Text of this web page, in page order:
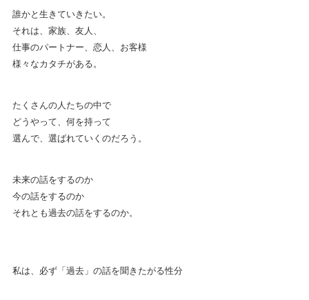
誰かと生きていきたい。
それは、家族、友人、
仕事のパートナー、恋人、お客様
様々なカタチがある。
たくさんの人たちの中で
どうやって、何を持って
選んで、選ばれていくのだろう。
未来の話をするのか
今の話をするのか
それとも過去の話をするのか。
私は、必ず「過去」の話を聞きたがる性分